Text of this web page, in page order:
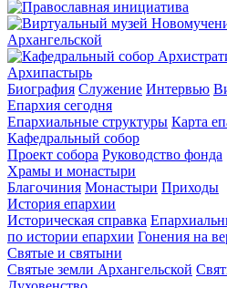
Архипастырь
Биография Служение Интервью
Епархия сегодня
Епархиальные структуры Карта
Кафедральный собор
Проект собора Руководство фонда
Храмы и монастыри
Благочиния Монастыри Приходы
История епархии
Историческая справка
по истории епархии Гонения на
Святые и святыни
Святые земли Архангельской